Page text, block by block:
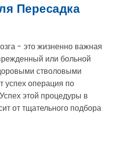
Пересадка
- это жизненно важная
или больной
стволовыми
успех операция по
этой процедуры в
от тщательного подбора